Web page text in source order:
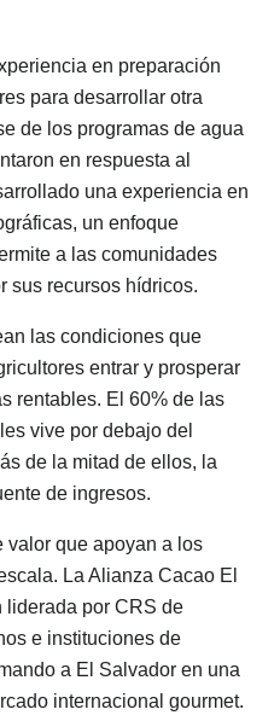
en preparación
para desarrollar otra
de los programas de agua
en respuesta al
una experiencia en
un enfoque
a las comunidades
sus recursos hídricos.
las condiciones que
entrar y prosperar
rentables. El 60% de las
vive por debajo del
de la mitad de ellos, la
de ingresos.
valor que apoyan a los
La Alianza Cacao El
liderada por CRS de
e instituciones de
a El Salvador en una
internacional gourmet.